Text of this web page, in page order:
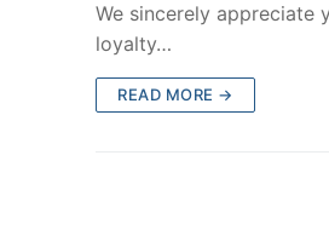
We sincerely
loyalty…
READ MORE →